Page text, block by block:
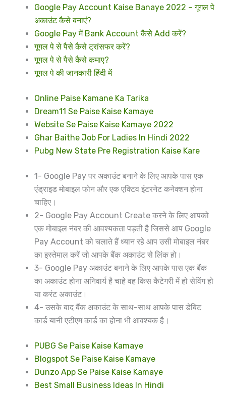
Google Pay Account Kaise Banaye 2022 – गूगल पे
अकाउंट कैसे बनाएं?
Google Pay में Bank Account कैसे Add करें?
गूगल पे से पैसे कैसे ट्रांसफर करें?
गूगल पे से पैसे कैसे कमाए?
गूगल पे की जानकारी हिंदी में
Online Paise Kamane Ka Tarika
Dream11 Se Paise Kaise Kamaye
Website Se Paise Kaise Kamaye 2022
Ghar Baithe Job For Ladies In Hindi 2022
Pubg New State Pre Registration Kaise Kare
1- Google Pay पर अकाउंट बनाने के लिए आपके पास एक
एंड्राइड मोबाइल फोन और एक एक्टिव इंटरनेट कनेक्शन होना
चाहिए।
2- Google Pay Account Create करने के लिए आपको
एक मोबाइल नंबर की आवश्यकता पड़ती है जिससे आप Google
Pay Account को चलाते हैं ध्यान रहे आप उसी मोबाइल नंबर
का इस्तेमाल करें जो आपके बैंक अकाउंट से लिंक हो।
3- Google Pay अकाउंट बनाने के लिए आपके पास एक बैंक
का अकाउंट होना अनिवार्य है चाहे वह किस कैटेगरी में हो सेविंग हो
या करंट अकाउंट।
4- उसके बाद बैंक अकाउंट के साथ-साथ आपके पास डेबिट
कार्ड यानी एटीएम कार्ड का होना भी आवश्यक है।
PUBG Se Paise Kaise Kamaye
Blogspot Se Paise Kaise Kamaye
Dunzo App Se Paise Kaise Kamaye
Best Small Business Ideas In Hindi